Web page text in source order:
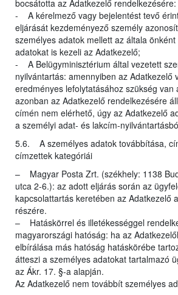
bocsátotta az Adatkezelő rendelkezésére:
- A kérelmező vagy bejelentést tevő
eljárását kezdeményező személy
személyes adatok mellett az általa
adatokat is kezeli az Adatkezelő;
- A Belügyminisztérium által vezetett
nyilvántartás: amennyiben az Adatkezelő
eredményes lefolytatásához szükség van
azonban az Adatkezelő rendelkezésére
címén nem elérhető, úgy az Adatkezelő
a személyi adat- és lakcím-
5.6. A személyes adatok továbbítása,
címzettek kategóriái
– Magyar Posta Zrt. (székhely: 1138
utca 2-6.): az adott eljárás során az
kapcsolattartás keretében az Adatkezelő
részére.
– Hatáskörrel és illetékességgel
magyarországi hatóság: ha az
elbírálása más hatóság hatáskörébe
átteszi a személyes adatokat tartalmazó
az Ákr. 17. §-a alapján.
Az Adatkezelő nem továbbít személyes